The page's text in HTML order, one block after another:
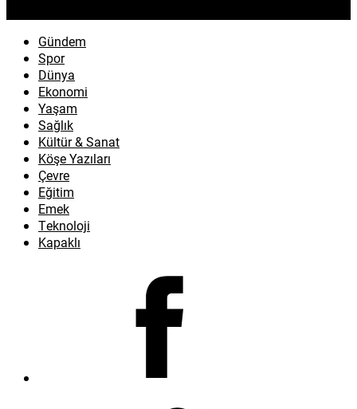
Gündem
Spor
Dünya
Ekonomi
Yaşam
Sağlık
Kültür & Sanat
Köşe Yazıları
Çevre
Eğitim
Emek
Teknoloji
Kapaklı